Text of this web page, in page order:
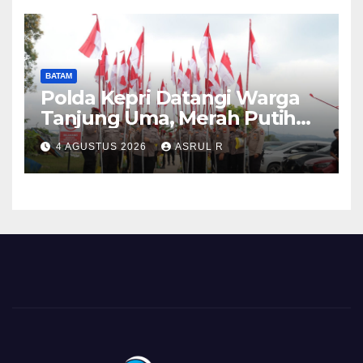
BATAM
Polda Kepri Datangi Warga
Tanjung Uma, Merah Putih
Berkibar
4 AGUSTUS 2026 ASRUL R